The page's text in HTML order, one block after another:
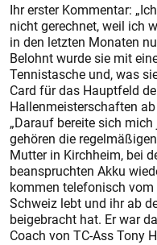
Ihr erster Kommentar:
nicht gerechnet, weil ich
in den letzten Monaten
Belohnt wurde sie mit
Tennistasche und, was
Card für das Hauptfeld
Hallenmeisterschaften
„Darauf bereite sich
gehören die
Mutter in Kirchheim, bei
beanspruchten Akku
kommen telefonisch vom
Schweiz lebt und ihr ab
beigebracht hat. Er war
Coach von TC-Ass Tony